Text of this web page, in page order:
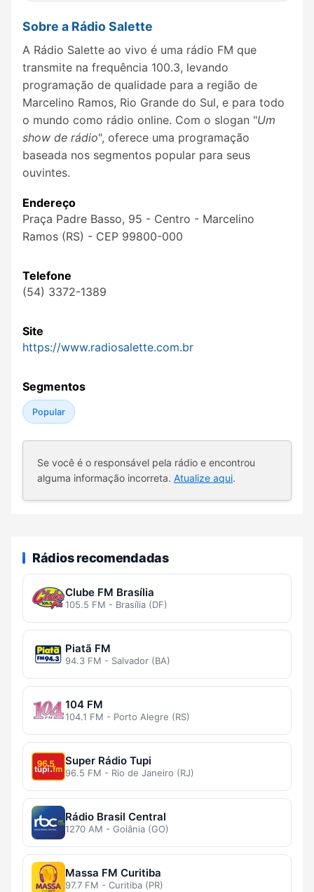
Sobre a Rádio Salette
A Rádio Salette ao vivo é uma rádio FM que
transmite na frequência 100.3, levando
programação de qualidade para a região de
Marcelino Ramos, Rio Grande do Sul, e para todo
o mundo como rádio online. Com o slogan "Um
show de rádio", oferece uma programação
baseada nos segmentos popular para seus
ouvintes.
Endereço
Praça Padre Basso, 95 - Centro - Marcelino
Ramos (RS) - CEP 99800-000
Telefone
(54) 3372-1389
Site
https://www.radiosalette.com.br
Segmentos
Popular
Se você é o responsável pela rádio e encontrou
alguma informação incorreta. Atualize aqui.
Rádios recomendadas
Clube FM Brasília
105.5 FM - Brasília (DF)
Piatã FM
94.3 FM - Salvador (BA)
104 FM
104.1 FM - Porto Alegre (RS)
Super Rádio Tupi
96.5 FM - Rio de Janeiro (RJ)
Rádio Brasil Central
1270 AM - Goiânia (GO)
Massa FM Curitiba
97.7 FM - Curitiba (PR)